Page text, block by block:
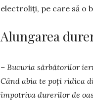
electroliți, pe care să o
Alungarea
– Bucuria sărbătorilor
Când abia te poți ridica
împotriva durerilor de